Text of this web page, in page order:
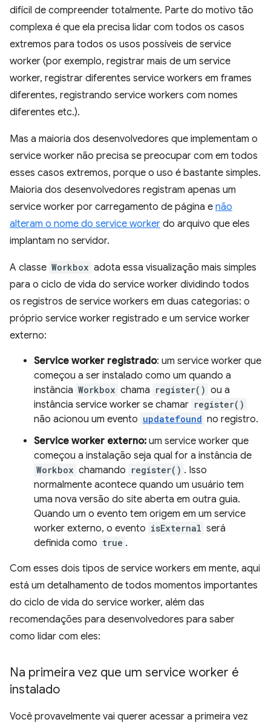
difícil de compreender totalmente. Parte do motivo tão
complexa é que ela precisa lidar com todos os casos
extremos para todos os usos possíveis de service
worker (por exemplo, registrar mais de um service
worker, registrar diferentes service workers em frames
diferentes, registrando service workers com nomes
diferentes etc.).
Mas a maioria dos desenvolvedores que implementam o
service worker não precisa se preocupar com em todos
esses casos extremos, porque o uso é bastante simples.
Maioria dos desenvolvedores registram apenas um
service worker por carregamento de página e não
alteram o nome do service worker do arquivo que eles
implantam no servidor.
A classe Workbox adota essa visualização mais simples
para o ciclo de vida do service worker dividindo todos
os registros de service workers em duas categorias: o
próprio service worker registrado e um service worker
externo:
Service worker registrado: um service worker que
começou a ser instalado como um quando a
instância Workbox chama register() ou a
instância service worker se chamar register()
não acionou um evento updatefound no registro.
Service worker externo: um service worker que
começou a instalação seja qual for a instância de
Workbox chamando register() . Isso
normalmente acontece quando um usuário tem
uma nova versão do site aberta em outra guia.
Quando um o evento tem origem em um service
worker externo, o evento isExternal será
definida como true .
Com esses dois tipos de service workers em mente, aqui
está um detalhamento de todos momentos importantes
do ciclo de vida do service worker, além das
recomendações para desenvolvedores para saber
como lidar com eles:
Na primeira vez que um service worker é
instalado
Você provavelmente vai querer acessar a primeira vez